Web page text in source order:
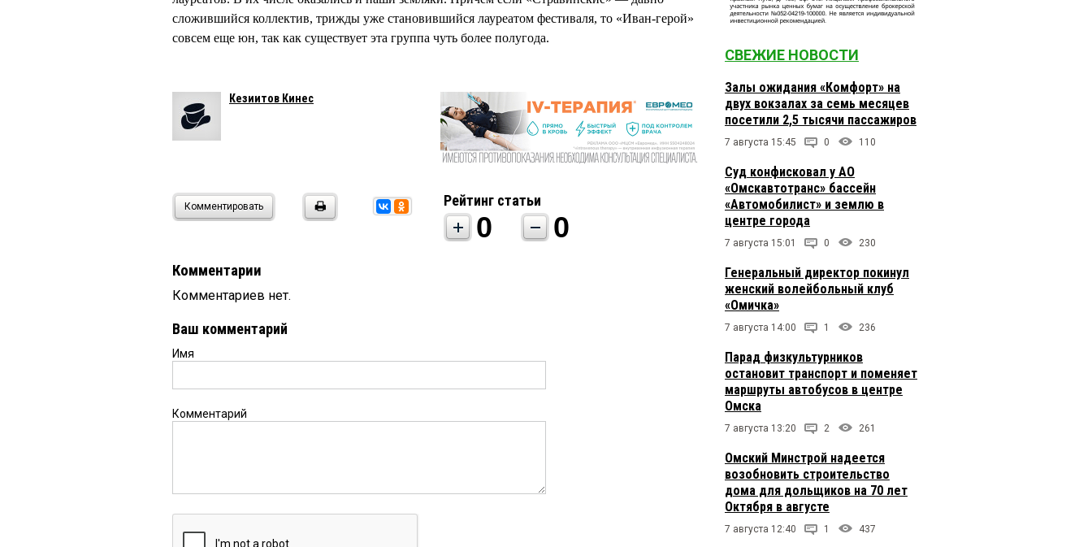
сложившийся коллектив, трижды уже становившийся лауреатом фестиваля, то «Иван-герой»
совсем еще юн, так как существует эта группа чуть более полугода.
Кезиитов Кинес
Комментировать Рейтинг статьи
0 0
Комментарии
Комментариев нет.
Ваш комментарий
Имя
Комментарий
СВЕЖИЕ НОВОСТИ
Залы ожидания «Комфорт» на
двух вокзалах за семь месяцев
посетили 2,5 тысячи пассажиров
7 августа 15:45 0 110
Суд конфисковал у АО
«Омскавтотранс» бассейн
«Автомобилист» и землю в
центре города
7 августа 15:01 0 230
Генеральный директор покинул
женский волейбольный клуб
«Омичка»
7 августа 14:00 1 236
Парад физкультурников
остановит транспорт и поменяет
маршруты автобусов в центре
Омска
7 августа 13:20 2 261
Омский Минстрой надеется
возобновить строительство
дома для дольщиков на 70 лет
Октября в августе
7 августа 12:40 1 437